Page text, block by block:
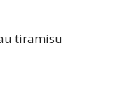
tiramisu